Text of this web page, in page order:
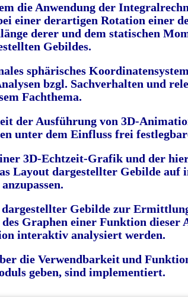
die Anwendung der
einer derartigen Rotation einer
derer und dem statischen
Gebildes.
sphärisches Koordinatensystem
bzgl. Sachverhalten und
Fachthema.
der Ausführung von 3D-
unter dem Einfluss frei
3D-Echtzeit-Grafik und der
Layout dargestellter Gebilde auf
anzupassen.
Gebilde zur
des Graphen einer Funktion
interaktiv analysiert werden.
die Verwendbarkeitund
geben, sind implementiert.